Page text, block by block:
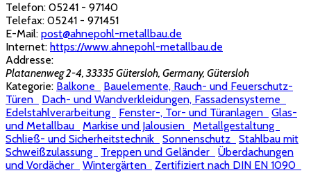
Telefon: 05241 - 97140
Telefax: 05241 - 971451
E-Mail: post@ahnepohl-metallbau.de
Internet: https://www.ahnepohl-metallbau.de
Addresse:
Platanenweg 2-4, 33335 Gütersloh, Germany, Gütersloh
Kategorie: Balkone
Bauelemente, Rauch- und Feuerschutz-
Türen
Dach- und Wandverkleidungen, Fassadensysteme
Edelstahlverarbeitung
Fenster-, Tor- und Türanlagen
Glas-
und Metallbau
Markise und Jalousien
Metallgestaltung
Schließ- und Sicherheitstechnik
Sonnenschutz
Stahlbau mit
Schweißzulassung
Treppen und Geländer
Überdachungen
und Vordächer
Wintergärten Zertifiziert nach DIN EN 1090